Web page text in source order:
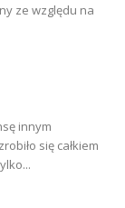
ze względu na
innym
się całkiem